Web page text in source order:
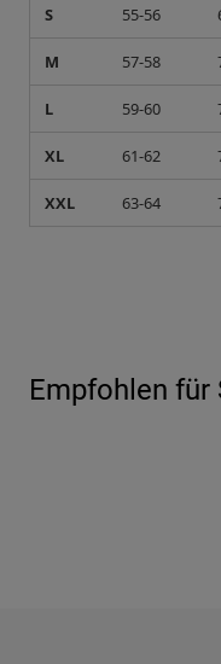
S 55-56
M 57-58
L 59-60
XL 61-62
XXL 63-64
Empfohlen für